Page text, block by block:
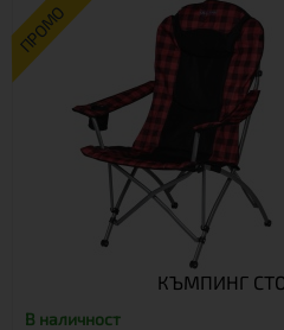
ПРОМО
КЪМПИНГ
В наличност